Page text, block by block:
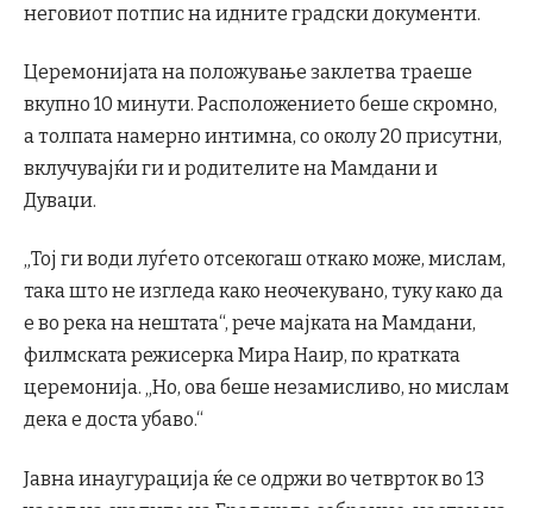
неговиот потпис на идните градски документи.
Церемонијата на положување заклетва траеше
вкупно 10 минути. Расположението беше скромно,
а толпата намерно интимна, со околу 20 присутни,
вклучувајќи ги и родителите на Мамдани и
Дуваџи.
„Тој ги води луѓето отсекогаш откако може, мислам,
така што не изгледа како неочекувано, туку како да
е во река на нештата“, рече мајката на Мамдани,
филмската режисерка Мира Наир, по кратката
церемонија. „Но, ова беше незамисливо, но мислам
дека е доста убаво.“
Јавна инаугурација ќе се одржи во четврток во 13